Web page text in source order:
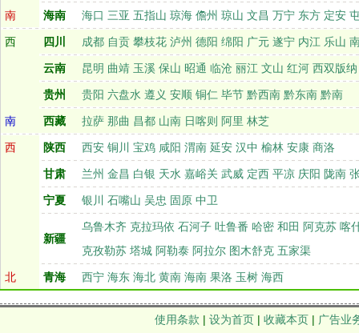
南 海南 海口 三亚 五指山 琼海 儋州 琼山 文昌 万宁 东方 定安
西 四川 成都 自贡 攀枝花 泸州 德阳 绵阳 广元 遂宁 内江 乐山
云南 昆明 曲靖 玉溪 保山 昭通 临沧 丽江 文山 红河 西双版纳
贵州 贵阳 六盘水 遵义 安顺 铜仁 毕节 黔西南 黔东南 黔南
南 西藏 拉萨 那曲 昌都 山南 日喀则 阿里 林芝
西 陕西 西安 铜川 宝鸡 咸阳 渭南 延安 汉中 榆林 安康 商洛
甘肃 兰州 金昌 白银 天水 嘉峪关 武威 定西 平凉 庆阳 陇南
宁夏 银川 石嘴山 吴忠 固原 中卫
新疆
乌鲁木齐 克拉玛依 石河子 吐鲁番 哈密 和田 阿克苏 喀
克孜勒苏 塔城 阿勒泰 阿拉尔 图木舒克 五家渠
北 青海 西宁 海东 海北 黄南 海南 果洛 玉树 海西
使用条款 | 设为首页 | 收藏本页 | 广告业